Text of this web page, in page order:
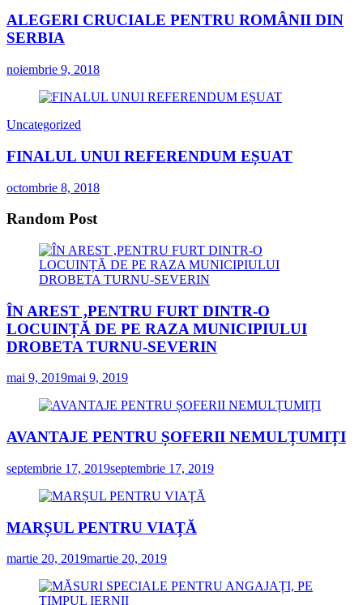
ALEGERI CRUCIALE PENTRU ROMÂNII DIN
SERBIA
noiembrie 9, 2018
Uncategorized
FINALUL UNUI REFERENDUM EȘUAT
octombrie 8, 2018
Random Post
ÎN AREST ,PENTRU FURT DINTR-O
LOCUINȚĂ DE PE RAZA MUNICIPIULUI
DROBETA TURNU-SEVERIN
mai 9, 2019mai 9, 2019
AVANTAJE PENTRU ȘOFERII NEMULȚUMIȚI
septembrie 17, 2019septembrie 17, 2019
MARȘUL PENTRU VIAȚĂ
martie 20, 2019martie 20, 2019